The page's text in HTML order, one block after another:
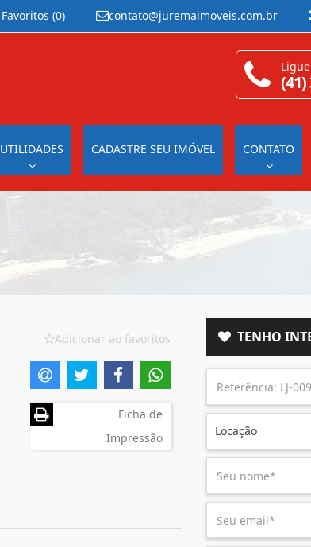
contato@juremaimoveis.com.br
Favoritos (0)
UTILIDADES CADASTRE SEU IMÓVEL CONTATO
(41)
Adicionar ao favoritos
Ficha de
Impressão
TENHO
Locação